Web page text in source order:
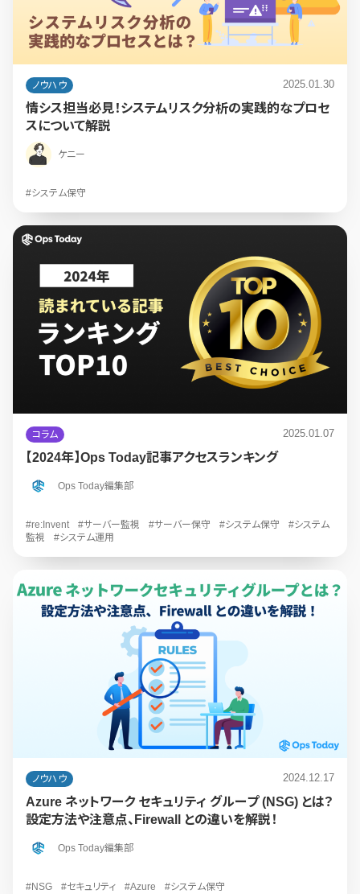
ノウハウ 2025.01.30
情シス担当必見！システムリスク分析の実践的なプロセ
スについて解説
ケニー
#システム保守
コラム 2025.01.07
【2024年】Ops Today記事アクセスランキング
Ops Today編集部
#re:Invent #サーバー監視 #サーバー保守 #システム保守
#システム
監視
#システム運用
ノウハウ 2024.12.17
Azure ネットワーク セキュリティ グループ (NSG) とは？
設定方法や注意点、Firewall との違いを解説！
Ops Today編集部
#NSG #セキュリティ #Azure #システム保守